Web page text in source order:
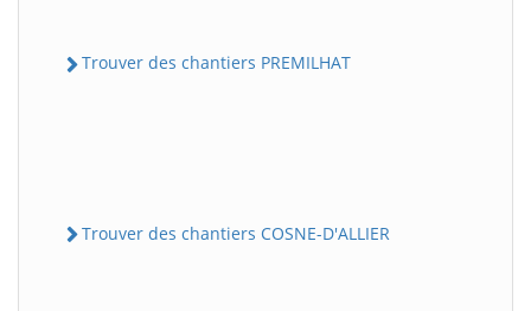
Trouver des chantiers PREMILHAT
Trouver des chantiers COSNE-D'ALLIER